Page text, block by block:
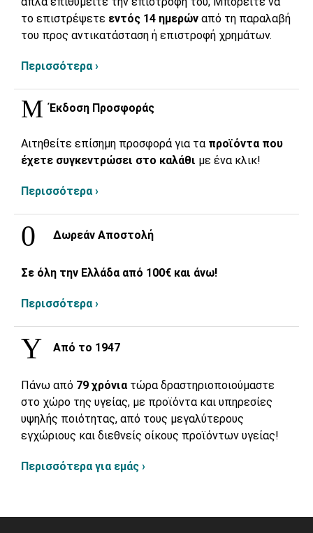
το επιστρέψετε εντός 14 ημερών από τη παραλαβή
του προς αντικατάσταση ή επιστροφή χρημάτων.
Περισσότερα ›
Έκδοση Προσφοράς
Αιτηθείτε επίσημη προσφορά για τα προϊόντα που
έχετε συγκεντρώσει στο καλάθι με ένα κλικ!
Περισσότερα ›
Δωρεάν Αποστολή
Σε όλη την Ελλάδα από 100€ και άνω!
Περισσότερα ›
Από το 1947
Πάνω από 79 χρόνια τώρα δραστηριοποιούμαστε
στο χώρο της υγείας, με προϊόντα και υπηρεσίες
υψηλής ποιότητας, από τους μεγαλύτερους
εγχώριους και διεθνείς οίκους προϊόντων υγείας!
Περισσότερα για εμάς ›